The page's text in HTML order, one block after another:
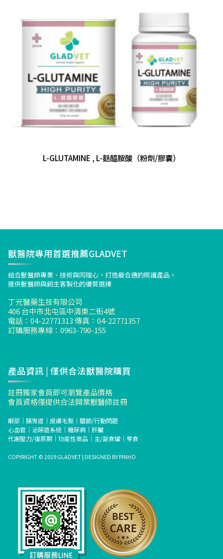
L-GLUTAMINE , L-麩醯胺酸（粉劑/膠囊）
獸醫院專用首選推薦GLADVET
結合獸醫師專業、技術與同理心，打造最合適的照護產品。
提供獸醫師與飼主客製化的優質選擇
丁元醫藥生技有限公司
406 台中市北屯區中清東二街4號
電話：04-22771313 傳真：04-22771357
訂購服務專線：0963-790-155
產品資訊 | 僅供合法獸醫院購買
註冊獨家會員即可瀏覽產品價格
會員資格僅提供合法開業獸醫師註冊
眼部 ｜腸胃道 ｜ 皮膚毛髮 ｜關節/行動問題
心血管 ｜ 泌尿道系統 ｜糖尿病 ｜肝臟
代謝壓力/復原期 ｜功能性商品 ｜ 主/副食罐 ｜ 零食
COPYRIGHT © 2019 GLADVET | DESIGNED BYPINHO